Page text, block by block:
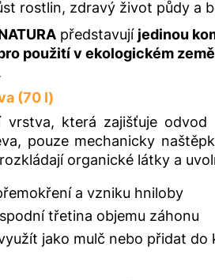
rostlin, zdravý život půdy a
představují jedinou
použití v ekologickém
(70 l)
vrstva, která zajišťuje
pouze mechanicky
organické látky a
a vzniku hniloby
třetina objemu záhonu
jako mulč nebo přidat do